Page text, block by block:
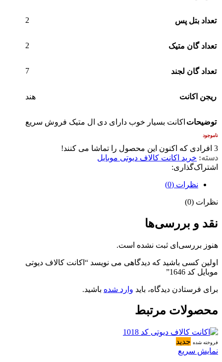
تعداد بتل پس 2
تعداد گان متیک 2
تعداد گان لجند 7
ریجن اکانت هند
توضیحات اکانت بسیار خوب دارای دی ال متیک فروش سریع
ناموجود
3 افرادی که اکنون این محصول را تماشا می کنند!
دسته: خرید اکانت کالاف دیوتی موبایل
اشتراک‌گذاری:
نظرات (0)
نظرات (0)
نقد و بررسی‌ها
هنوز بررسی‌ای ثبت نشده است.
اولین کسی باشید که دیدگاهی می نویسد “اکانت کالاف دیوتی
موبایل کد 1646”
برای فرستادن دیدگاه، باید وارد شده باشید.
محصولات مرتبط
فروخته شده جدید
نمایش سریع